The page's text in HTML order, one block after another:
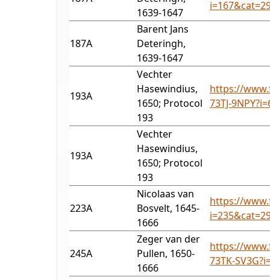
1639-1647
187A
Barent Jans
Deteringh,
1639-1647
193A
Vechter
Hasewindius,
1650; Protocol
193
https://
73TJ-
193A
Vechter
Hasewindius,
1650; Protocol
193
223A
Nicolaas van
Bosvelt, 1645-
1666
https://
245A
Zeger van der
Pullen, 1650-
1666
https://
73TK-